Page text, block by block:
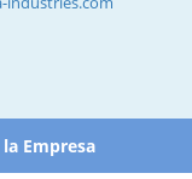
Empresa